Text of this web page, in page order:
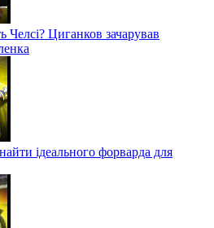
Циганков зачарував
ідеального форварда для